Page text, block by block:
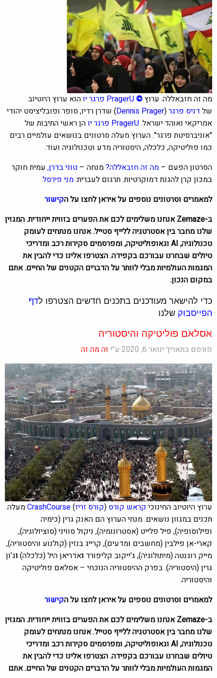
מה זה חזבאללה. ערוץ©
PragerUפרגר יוהוא ערוץ היוטיוב
שלדניס פרגר(
Dennis Prager) שדרן רדיו, סופר ופובליציסט יהודי
אמריקאי ואוהד ישראל.PragerU פרגר יו
הן ראשי התיבות של
"אוניברסיטת פרגר". הערוץ מעלה סרטונים בנושאים עולמיים רבים
כמו פוליטיקה, כלכלה, היסטוריה מדע וטכנולוגיה ועוד.
הסרטון הפעם –מה זה חזבאללה?מנחה – טוני בדרן,עמית חוקר
במכון קרן להגנת דמוקרטיות.תרגום לעברית:מני פירסל.
למאמרים וסרטונים נוספים על איראן לחצו על הקישור
ב-Zemaze אנחנו משלימים לכם את הפערים בזווית ייחודית. המגזין
שלנו מחבר בין אסטרטגיה ללייף סטייל. אנחנו מנתחים לעומק
טכנולוגיה, AI וגאופוליטיקה, ומפרסמים סקירות רכב ומדריכי
טיולים שבחרנו עבורכם בקפידה. הצטרפו אלינו כדי להבין את
המגמות העולמיות מבלי לוותר על הדברים הקטנים של החיים. אתם
במקום הנכון.
כדי להישאר מעודכנים בתכנים חדשים הצטרפו ל דף
הפייסבוקשלנו
אסלאם פוליטיקה והיסטוריה
פורסם בתאריך ינואר 6, 2020 ע"י זה מה זה
ערוץ היוטיוב החינוכיקראש קורס( קורס זריז)
CrashCourseמעלה
תכנים במגוון נושאים. מנחי הערוץ הם האנק גרין (כימיה
ופילוסופיה), פיל פלייט (אסטרונומיה), ניקול סוויני (סוציולוגיה),
קארי-אן פילבין (מחשבים ומדעים), קרייג בנזין (קולנוע והיסטוריה),
מייק רוגנטה (מיתולוגיה), ג'ייקוב קליפורדו אדריאן היל (כלכלה)וג'ון
גרין (היסטוריה). בפרק ההיסטוריה הנוכחי – אסלאם פוליטיקה
והיסטוריה.
למאמרים וסרטונים נוספים על איראן לחצו על הקישור
ב-Zemaze אנחנו משלימים לכם את הפערים בזווית ייחודית. המגזין
שלנו מחבר בין אסטרטגיה ללייף סטייל. אנחנו מנתחים לעומק
טכנולוגיה, AI וגאופוליטיקה, ומפרסמים סקירות רכב ומדריכי
טיולים שבחרנו עבורכם בקפידה. הצטרפו אלינו כדי להבין את
המגמות העולמיות מבלי לוותר על הדברים הקטנים של החיים. אתם